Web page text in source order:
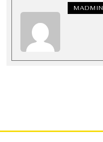
MADMIN